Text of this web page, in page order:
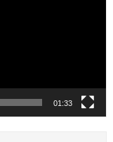
01:33